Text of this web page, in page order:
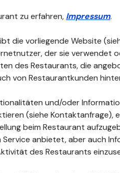
zu erfahren, Impressum.
die vorliegende Website
der sie verwendet
des Restaurants, die
von Restaurantkunden
und/oder
(siehe Kontaktanfrage),
beim Restaurant
anbietet, aber auch
des Restaurants